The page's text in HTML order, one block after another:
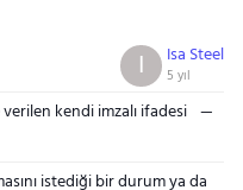
Isa Steel
5 yıl
I
kendi imzalı ifadesi
istediği bir durum ya da